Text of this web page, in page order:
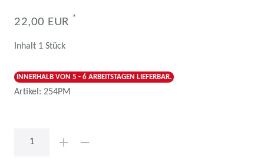
22,00 EUR *
Inhalt 1 Stück
INNERHALB VON 5 - 6 ARBEITSTAGEN LIEFERBAR.
Artikel: 254PM